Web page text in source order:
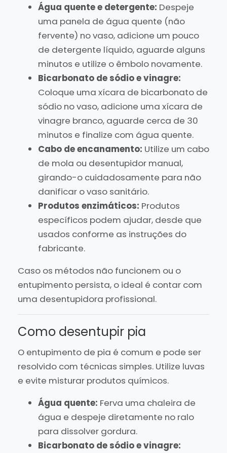
Água quente e detergente: Despeje
uma panela de água quente (não
fervente) no vaso, adicione um pouco
de detergente líquido, aguarde alguns
minutos e utilize o êmbolo novamente.
Bicarbonato de sódio e vinagre:
Coloque uma xícara de bicarbonato de
sódio no vaso, adicione uma xícara de
vinagre branco, aguarde cerca de 30
minutos e finalize com água quente.
Cabo de encanamento: Utilize um cabo
de mola ou desentupidor manual,
girando-o cuidadosamente para não
danificar o vaso sanitário.
Produtos enzimáticos: Produtos
específicos podem ajudar, desde que
usados conforme as instruções do
fabricante.
Caso os métodos não funcionem ou o
entupimento persista, o ideal é contar com
uma desentupidora profissional.
Como desentupir pia
O entupimento de pia é comum e pode ser
resolvido com técnicas simples. Utilize luvas
e evite misturar produtos químicos.
Água quente: Ferva uma chaleira de
água e despeje diretamente no ralo
para dissolver gordura.
Bicarbonato de sódio e vinagre: